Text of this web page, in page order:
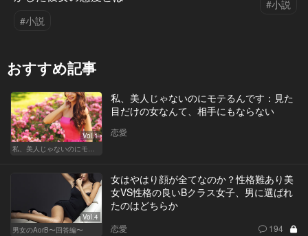
#小説
#小説
おすすめ記事
Vol.1
私、美人じゃないのにモテるんです。
私、美人じゃないのにモテるんです：見た
目だけの女なんて、相手にもならない
恋愛
Vol.4
男女のAorB〜回答編〜
女はやはり顔が全てなのか？性格難あり美
女VS性格の良いBクラス女子、男に選ばれ
たのはどちらか
恋愛 194